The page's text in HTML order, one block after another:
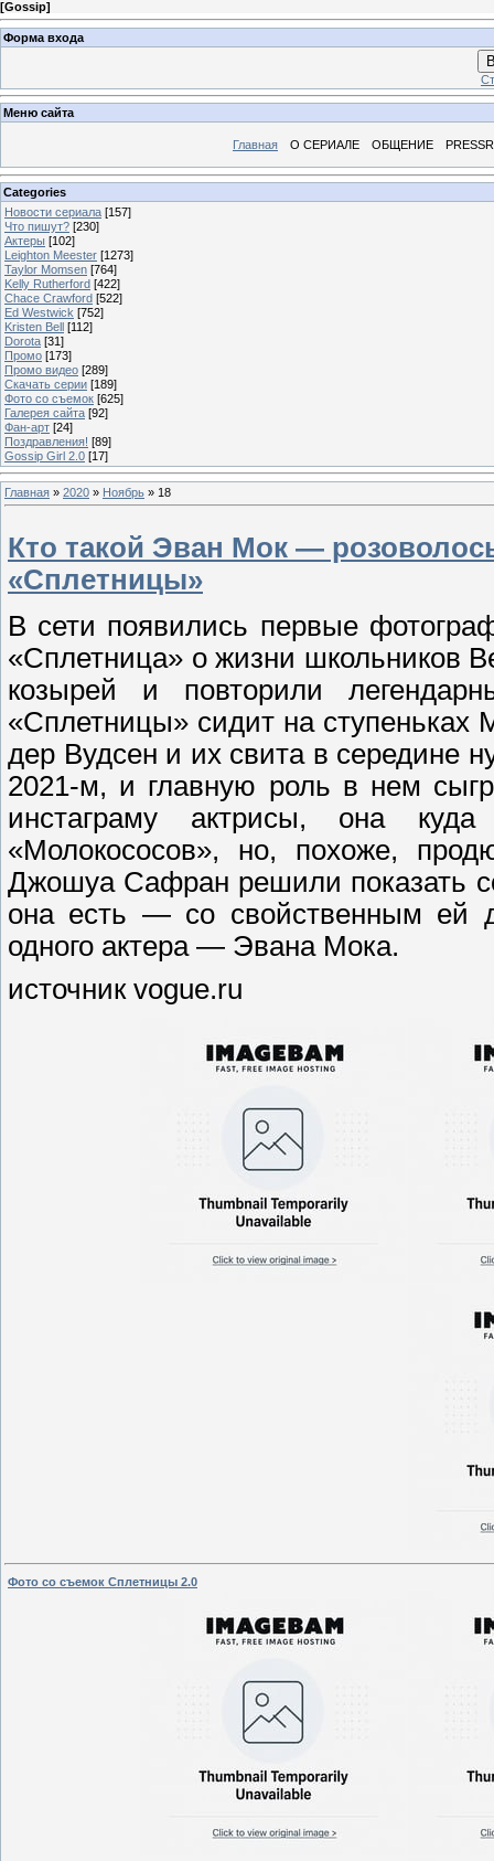
[Gossip]
Форма входа
Меню сайта
Главная О СЕРИАЛЕ ОБЩЕНИЕ
Categories
Новости сериала [157]
Что пишут? [230]
Актеры [102]
Leighton Meester [1273]
Taylor Momsen [764]
Kelly Rutherford [422]
Chace Crawford [522]
Ed Westwick [752]
Kristen Bell [112]
Dorota [31]
Промо [173]
Промо видео [289]
Скачать серии [189]
Фото со съемок [625]
Галерея сайта [92]
Фан-арт [24]
Поздравления! [89]
Gossip Girl 2.0 [17]
Главная » 2020 » Ноябрь » 18
Кто такой Эван Мок —
«Сплетницы»
В сети появились первые
«Сплетница» о жизни школьников
козырей и повторили
«Сплетницы» сидит на
дер Вудсен и их свита в середине
2021-м, и главную роль в нем
инстаграму актрисы, она
«Молокососов», но, похоже,
Джошуа Сафран решили показать
она есть — со свойственным ей
одного актера — Эвана Мока.
источник vogue.ru
Фото со съемок Сплетницы 2.0